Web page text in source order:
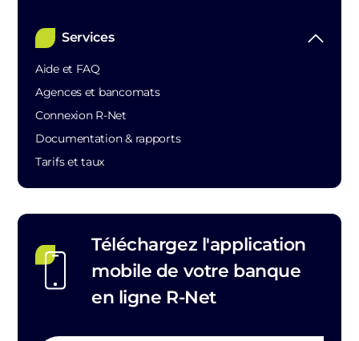
Services
Aide et FAQ
Agences et bancomats
Connexion R-Net
Documentation & rapports
Tarifs et taux
Téléchargez l'application
mobile de votre banque
en ligne R-Net